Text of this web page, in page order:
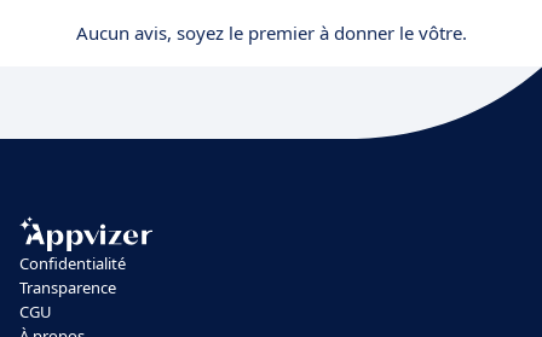
Aucun avis, soyez le premier à donner le vôtre.
Confidentialité
Transparence
CGU